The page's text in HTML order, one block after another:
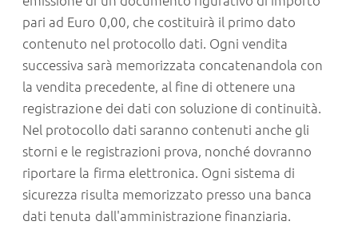
pari ad Euro 0,00, che costituirà il primo dato
contenuto nel protocollo dati. Ogni vendita
successiva sarà memorizzata concatenandola con
la vendita precedente, al fine di ottenere una
registrazione dei dati con soluzione di continuità.
Nel protocollo dati saranno contenuti anche gli
storni e le registrazioni prova, nonché dovranno
riportare la firma elettronica. Ogni sistema di
sicurezza risulta memorizzato presso una banca
dati tenuta dall'amministrazione finanziaria.